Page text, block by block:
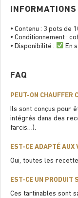
• Contenu : 3 pots de
• Conditionnement :
• Disponibilité :
En
FAQ
PEUT-ON CHAUFFER
Ils sont conçus pour
intégrés dans des
farcis…).
EST-CE ADAPTÉ AUX
Oui, toutes les
EST-CE UN PRODUIT
Ces tartinables sont